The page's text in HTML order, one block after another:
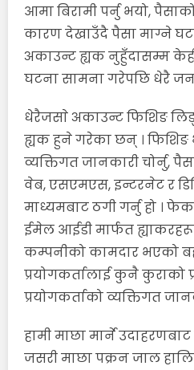
आमा बिरामी पर्नु भयो,
कारण देखाउँदै पैसा माग्ने
अकाउन्ट ह्यक नुहुँदासम्म
घटना सामना गरेपछि धेरै
धेरैजसाे अकाउन्ट फिशिङ
ह्यक हुने गरेका छन् । फिशिङ
व्यक्तिगत जानकारी चोर्नु,
वेब, एसएमएस, इन्टरनेट र
माध्यमबाट ठगी गर्नु हो ।
ईमेल आईडी मार्फत
कम्पनीको कामदार भएको
प्रयोगकर्तालाई कुनै कुराको
प्रयोगकर्ताको व्यक्तिगत
हामी माछा मार्ने
जसरी माछा पक्रन जाल